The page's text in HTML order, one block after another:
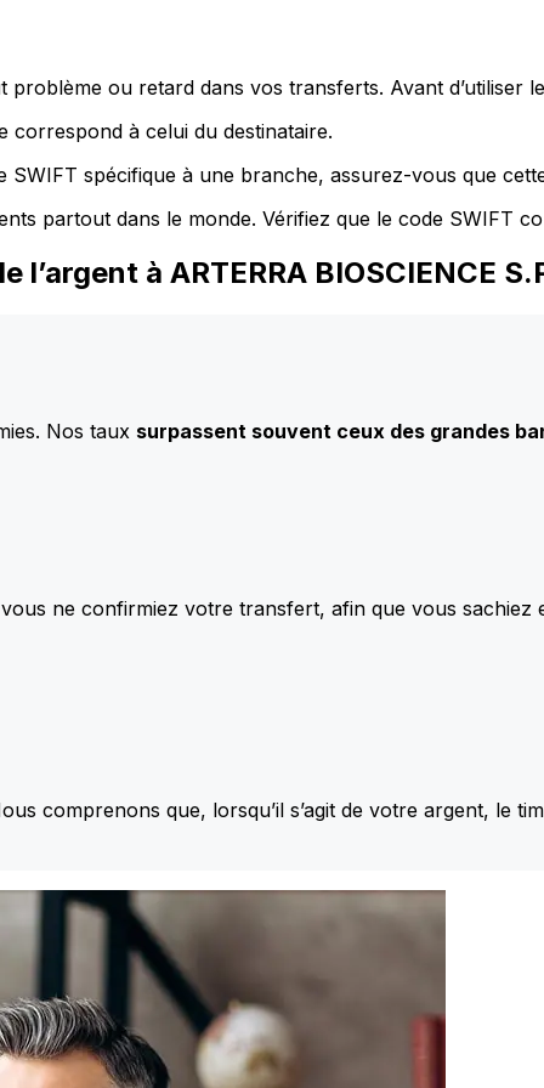
ou retard dans vos transferts. Avant d’utiliser
correspond à celui du destinataire.
SWIFT spécifique à une branche, assurez-vous que
partout dans le monde. Vérifiez que le code SWIFT
à ARTERRA BIOSCIENCE
Nos taux surpassent souvent ceux des grandes
ne confirmiez votre transfert, afin que vous sachiez
comprenons que, lorsqu’il s’agit de votre argent, le